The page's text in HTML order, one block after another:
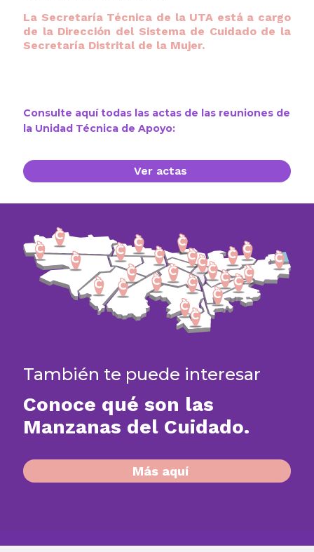
La Secretaría Técnica de la UTA está a cargo
de la Dirección del Sistema de Cuidado de la
Secretaría Distrital de la Mujer.
Consulte aquí todas las actas de las reuniones de
la Unidad Técnica de Apoyo:
Ver actas
También te puede interesar
Conoce qué son las
Manzanas del Cuidado.
Más aquí